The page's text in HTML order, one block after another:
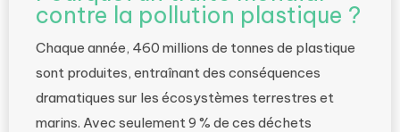
contre la pollution plastique ?
Chaque année, 460 millions de tonnes de plastique
sont produites, entraînant des conséquences
dramatiques sur les écosystèmes terrestres et
marins. Avec seulement 9 % de ces déchets